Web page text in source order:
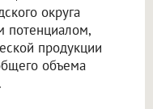
округа
потенциалом,
продукции
объема